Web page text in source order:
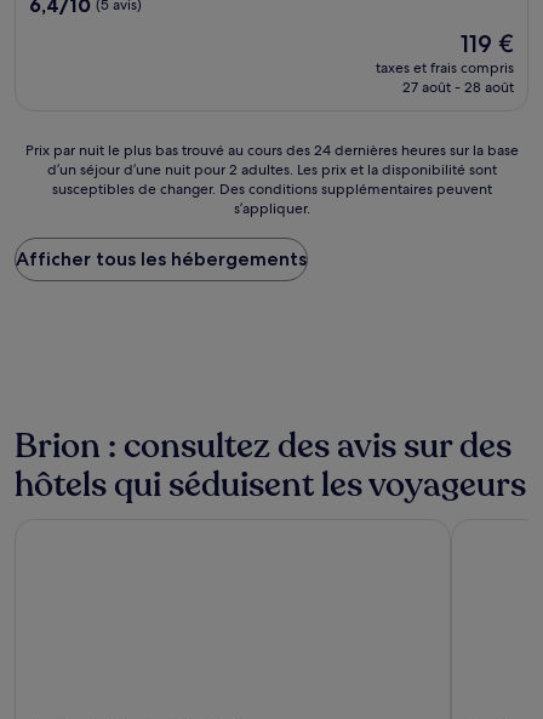
6,4/10 (5 avis)
Le
nouveau
prix
119 €
119 €
taxes et frais compris
27 août - 28 août
Prix
plus
bas
trouvé
la
base
d’un
séjour
Prix par nuit le plus bas trouvé au cours des 24 dernières heures sur la base
d’un séjour d’une nuit pour 2 adultes. Les prix et la disponibilité sont
susceptibles de changer. Des conditions supplémentaires peuvent
s’appliquer.
Afficher tous les hébergements
Brion : consultez des avis sur des
hôtels qui séduisent les voyageurs